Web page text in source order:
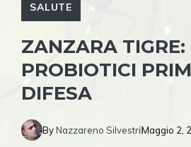
SALUTE
ZANZARA TIGRE:
PROBIOTICI
DIFESA
ByNazzareno SilvestriMaggio 2,